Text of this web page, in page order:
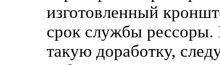
изготовленный
срок службы рессоры.
такую доработку,